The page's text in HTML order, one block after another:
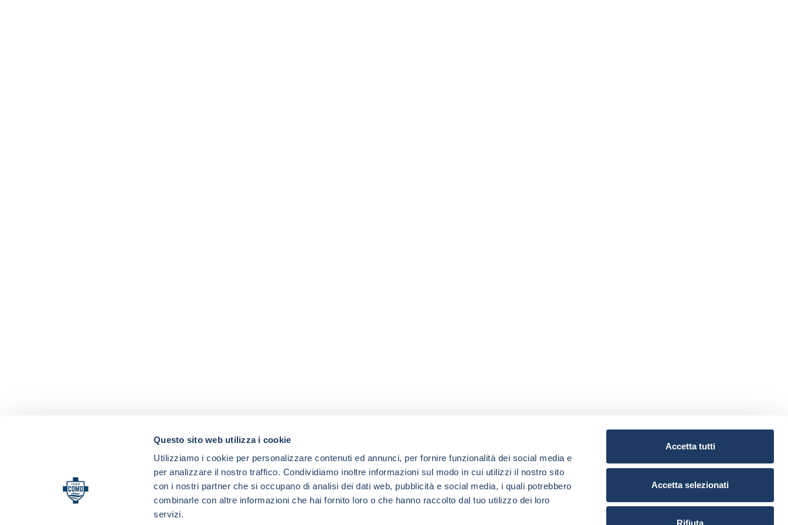
Questo sito web utilizza i cookie
Utilizziamo i cookie per personalizzare contenuti ed annunci, per fornire funzionalità dei social media e
per analizzare il nostro traffico. Condividiamo inoltre informazioni sul modo in cui utilizzi il nostro sito
con i nostri partner che si occupano di analisi dei dati web, pubblicità e social media, i quali potrebbero
combinarle con altre informazioni che hai fornito loro o che hanno raccolto dal tuo utilizzo dei loro
servizi.
Accetta tutti
Accetta selezionati
Rifiuta